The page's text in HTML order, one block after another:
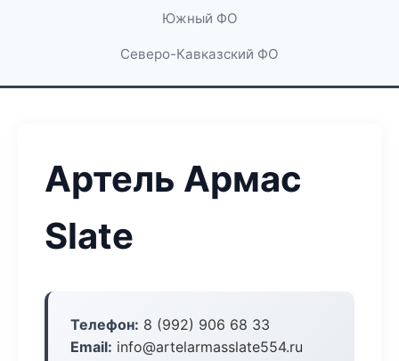
Южный ФО
Северо-Кавказский ФО
Артель Армас
Slate
Телефон: 8 (992) 906 68 33
Email: info@artelarmasslate554.ru